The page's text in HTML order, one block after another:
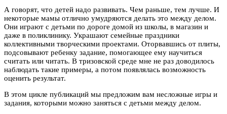
А говорят, что детей надо развивать. Чем раньше, тем лучше. И
некоторые мамы отлично умудряются делать это между делом.
Они играют с детьми по дороге домой из школы, в магазин и
даже в поликлинику. Украшают семейные праздники
коллективными творческими проектами. Оторвавшись от плиты,
подсовывают ребенку задание, помогающее ему научиться
считать или читать. В тризовской среде мне не раз доводилось
наблюдать такие примеры, а потом появлялась возможность
оценить результат.
В этом цикле публикаций мы предложим вам несложные игры и
задания, которыми можно заняться с детьми между делом.